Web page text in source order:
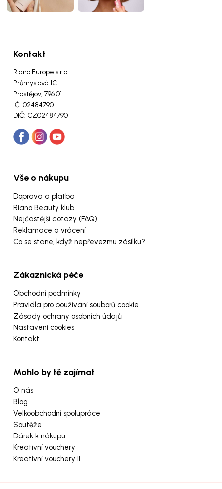
Kontakt
Riano Europe s.r.o.
Průmyslová 1C
Prostějov, 796 01
IČ: 02484790
DIČ: CZ02484790
Vše o nákupu
Doprava a platba
Riano Beauty klub
Nejčastější dotazy (FAQ)
Reklamace a vrácení
Co se stane, když nepřevezmu zásilku?
Zákaznická péče
Obchodní podmínky
Pravidla pro používání souborů cookie
Zásady ochrany osobních údajů
Nastavení cookies
Kontakt
Mohlo by tě zajímat
O nás
Blog
Velkoobchodní spolupráce
Soutěže
Dárek k nákupu
Kreativní vouchery
Kreativní vouchery II.